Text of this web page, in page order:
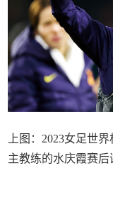
上图：2023女足世
主教练的水庆霞赛后